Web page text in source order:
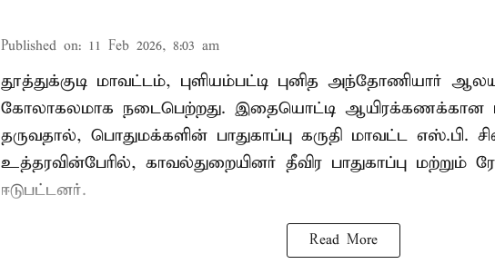
Published on: 11 Feb 2026, 8:03 am
தூத்துக்குடி மாவட்டம், புளியம்பட்டி புனித அந்தோணியார் ஆலய
கோலாகலமாக நடைபெற்றது. இதையொட்டி ஆயிரக்கணக்கான
தருவதால், பொதுமக்களின் பாதுகாப்பு கருதி மாவட்ட எஸ்.பி.
உத்தரவின்பேரில், காவல்துறையினர் தீவிர பாதுகாப்பு மற்றும்
ஈடுபட்டனர்.
Read More